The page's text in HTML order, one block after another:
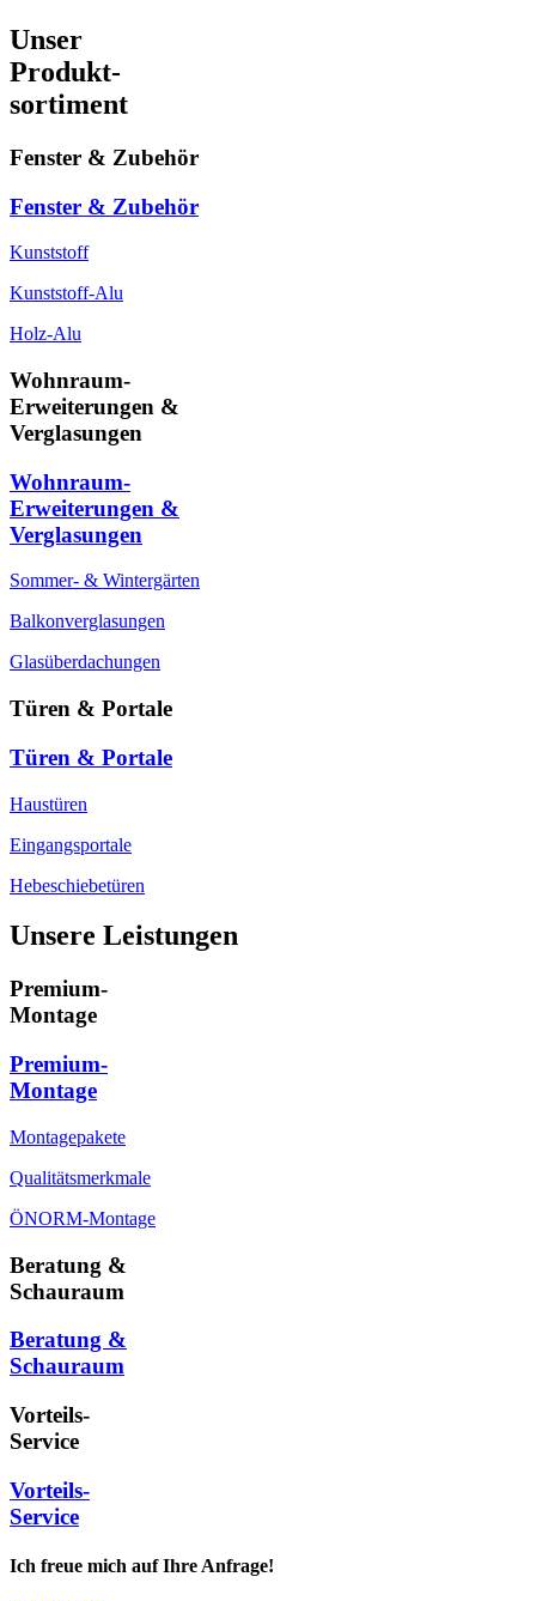
Unser
Produkt-
sortiment
Fenster & Zubehör
Fenster & Zubehör
Kunststoff
Kunststoff-Alu
Holz-Alu
Wohnraum-
Erweiterungen &
Verglasungen
Wohnraum-
Erweiterungen &
Verglasungen
Sommer- & Wintergärten
Balkonverglasungen
Glasüberdachungen
Türen & Portale
Türen & Portale
Haustüren
Eingangsportale
Hebeschiebetüren
Unsere Leistungen
Premium-
Montage
Premium-
Montage
Montagepakete
Qualitätsmerkmale
ÖNORM-Montage
Beratung &
Schauraum
Beratung &
Schauraum
Vorteils-
Service
Vorteils-
Service
Ich freue mich auf Ihre Anfrage!